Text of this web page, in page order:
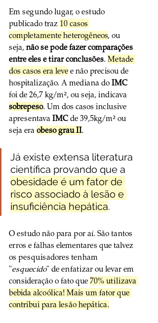
Em segundo lugar, o estudo
publicado traz 10 casos
completamente heterogêneos, ou
seja, não se pode fazer comparações
entre eles e tirar conclusões. Metade
dos casos era leve e não precisou de
hospitalização. A mediana do IMC
foi de 26,7 kg/m², ou seja, indicava
sobrepeso. Um dos casos inclusive
apresentava IMC de 39,5kg/m² ou
seja era obeso grau II.
Já existe extensa literatura
científica provando que a
obesidade é um fator de
risco associado à lesão e
insuficiência hepática.
O estudo não para por aí. São tantos
erros e falhas elementares que talvez
os pesquisadores tenham
"esquecido" de enfatizar ou levar em
consideração o fato que 70% utilizava
bebida alcoólica! Mais um fator que
contribui para lesão hepática.